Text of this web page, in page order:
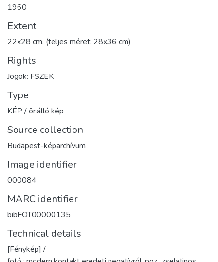
1960
Extent
22x28 cm, (teljes méret: 28x36 cm)
Rights
Jogok: FSZEK
Type
KÉP / önálló kép
Source collection
Budapest-képarchívum
Image identifier
000084
MARC identifier
bibFOT00000135
Technical details
[Fénykép] /